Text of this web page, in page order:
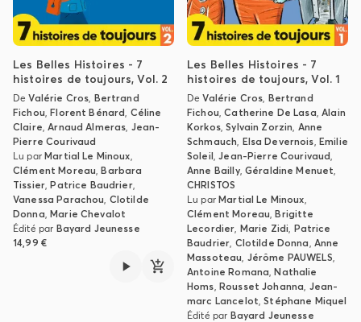
Les Belles Histoires - 7
histoires de toujours, Vol. 2
DeValérie Cros, Bertrand
Fichou,Florent Bénard, Céline
Claire,Arnaud Almeras, Jean-
Pierre Courivaud
Lu parMartial Le Minoux,
Clément Moreau,Barbara
Tissier,Patrice Baudrier,
Vanessa Parachou, Clotilde
Donna,Marie Chevalot
Édité par Bayard Jeunesse
14,99 €
Les Belles Histoires - 7
histoires de toujours, Vol. 1
DeValérie Cros, Bertrand
Fichou,Catherine De Lasa,Alain
Korkos,Sylvain Zorzin, Anne
Schmauch, Elsa Devernois, Emilie
Soleil,Jean-Pierre Courivaud,
Anne Bailly, Géraldine Menuet,
CHRISTOS
Lu parMartial Le Minoux,
Clément Moreau,Brigitte
Lecordier, Marie Zidi, Patrice
Baudrier, Clotilde Donna, Anne
Massoteau, Jérôme PAUWELS,
Antoine Romana,Nathalie
Homs, Rousset Johanna, Jean-
marc Lancelot,Stéphane Miquel
Édité par Bayard Jeunesse